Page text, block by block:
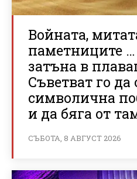
Войната,
паметниците
затъна в
Съветват го да
символична
и да бяга от
СЪБОТА, 8 АВГУСТ 2026